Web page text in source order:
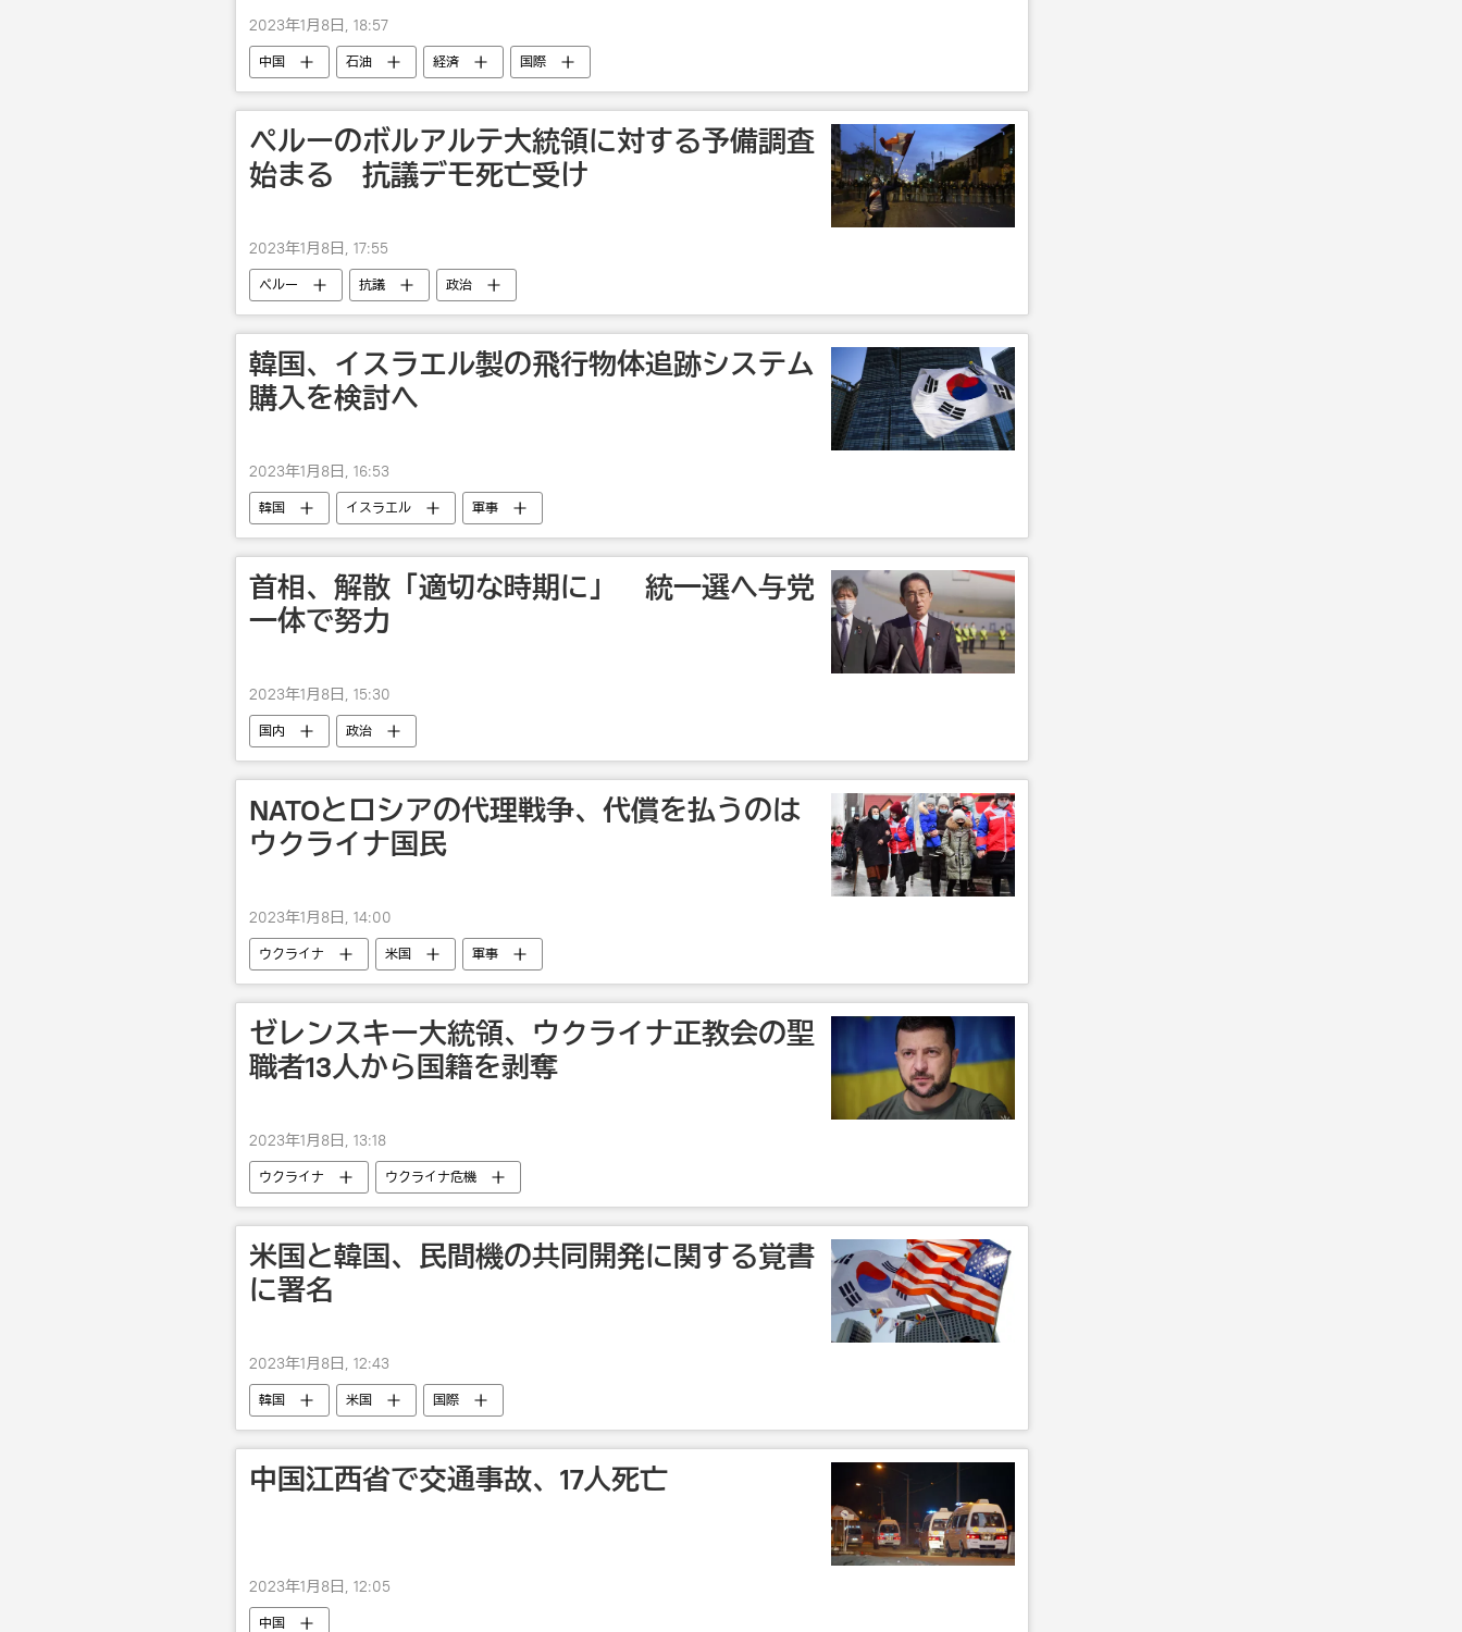
2023年1月8日, 18:57
中国 石油 経済 国際
ペルーのボルアルテ大統領に対する予備調査
始まる 抗議デモ死亡受け
2023年1月8日, 17:55
ペルー 抗議 政治
韓国、イスラエル製の飛行物体追跡システム
購入を検討へ
2023年1月8日, 16:53
韓国 イスラエル 軍事
首相、解散「適切な時期に」 統一選へ与党
一体で努力
2023年1月8日, 15:30
国内 政治
NATOとロシアの代理戦争、代償を払うのは
ウクライナ国民
2023年1月8日, 14:00
ウクライナ 米国 軍事
ゼレンスキー大統領、ウクライナ正教会の聖
職者13人から国籍を剥奪
2023年1月8日, 13:18
ウクライナ ウクライナ危機
米国と韓国、民間機の共同開発に関する覚書
に署名
2023年1月8日, 12:43
韓国 米国 国際
中国江西省で交通事故、17人死亡
2023年1月8日, 12:05
中国